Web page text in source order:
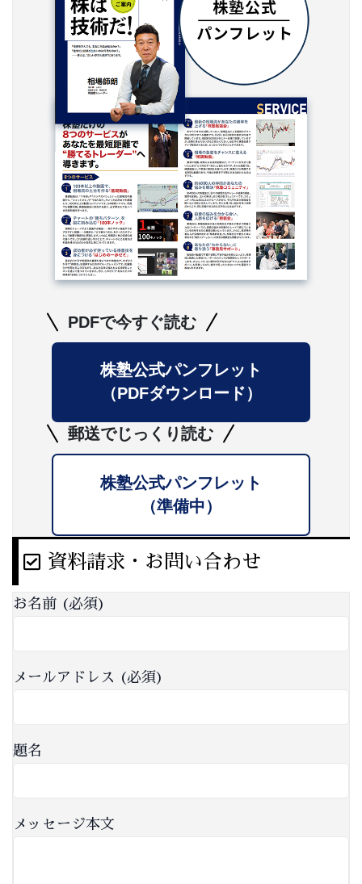
PDFで今すぐ読む
株塾公式パンフレット
（PDFダウンロード）
郵送でじっくり読む
株塾公式パンフレット
（準備中）
資料請求・お問い合わせ
お名前 (必須)
メールアドレス (必須)
題名
メッセージ本文